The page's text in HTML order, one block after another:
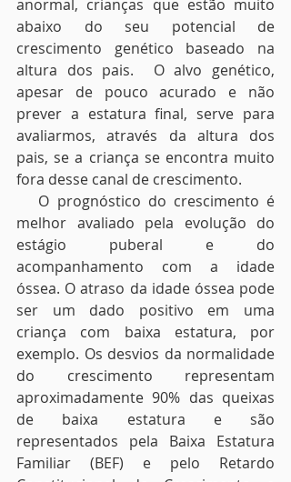
anormal, crianças que estão muito
abaixo do seu potencial de
crescimento genético baseado na
altura dos pais.  O alvo genético,
apesar de pouco acurado e não
prever a estatura final, serve para
avaliarmos, através da altura dos
pais, se a criança se encontra muito
fora desse canal de crescimento.
O prognóstico do crescimento é
melhor avaliado pela evolução do
estágio puberal e do
acompanhamento com a idade
óssea. O atraso da idade óssea pode
ser um dado positivo em uma
criança com baixa estatura, por
exemplo. Os desvios da normalidade
do crescimento representam
aproximadamente 90% das queixas
de baixa estatura e são
representados pela Baixa Estatura
Familiar (BEF) e pelo Retardo